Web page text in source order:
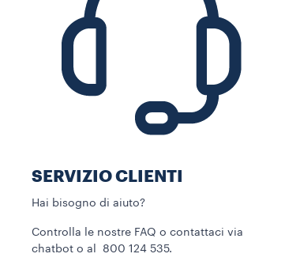
SERVIZIO CLIENTI​
Hai bisogno di aiuto?​
Controlla le nostre FAQ o contattaci via
chatbot o al 800 124 535.